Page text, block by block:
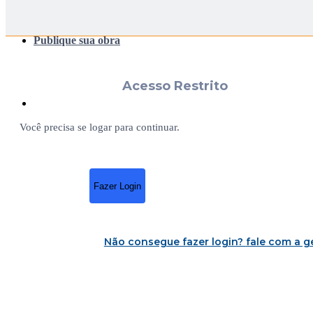
Publique sua obra
Acesso Restrito
Você precisa se logar para continuar.
Fazer Login
Não consegue fazer login? fale com a